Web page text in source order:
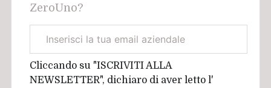
ZeroUno?
aziendale
Cliccando su "ISCRIVITI ALLA
NEWSLETTER", dichiaro di aver letto l'